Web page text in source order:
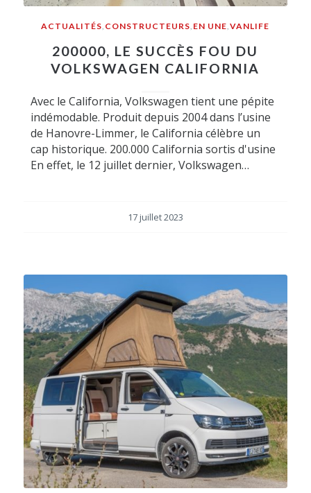
ACTUALITÉS, CONSTRUCTEURS, EN UNE,VANLIFE
200000, LE SUCCÈS FOU DU
VOLKSWAGEN CALIFORNIA
Avec le California, Volkswagen tient une pépite
indémodable. Produit depuis 2004 dans l’usine
de Hanovre-Limmer, le California célèbre un
cap historique. 200.000 California sortis d'usine
En effet, le 12 juillet dernier, Volkswagen…
17 juillet 2023